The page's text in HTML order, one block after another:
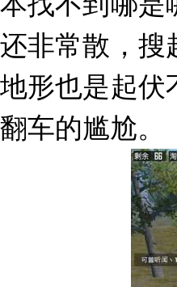
还非常散，搜
地形也是起伏
翻车的尴尬。